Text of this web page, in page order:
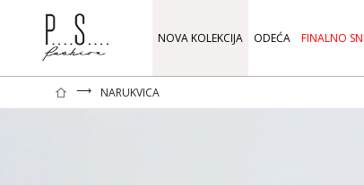
NOVA KOLEKCIJA ODEĆA FINALNO
⟶ NARUKVICA